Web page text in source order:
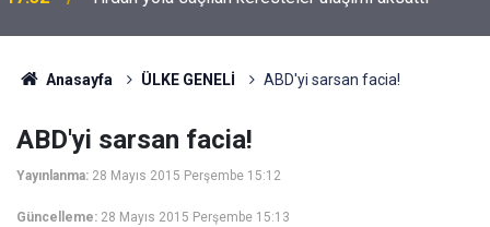
Anasayfa ÜLKE GENELİ ABD'yi sarsan facia!
ABD'yi sarsan facia!
Yayınlanma: 28 Mayıs 2015 Perşembe 15:12
Güncelleme: 28 Mayıs 2015 Perşembe 15:13